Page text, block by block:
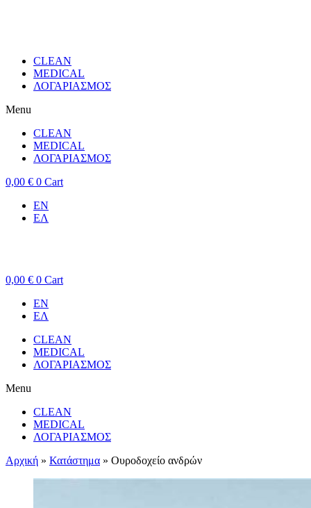
CLEAN
MEDICAL
ΛΟΓΑΡΙΑΣΜΟΣ
Menu
CLEAN
MEDICAL
ΛΟΓΑΡΙΑΣΜΟΣ
0,00 € 0 Cart
EN
ΕΛ
0,00 € 0 Cart
EN
ΕΛ
CLEAN
MEDICAL
ΛΟΓΑΡΙΑΣΜΟΣ
Menu
CLEAN
MEDICAL
ΛΟΓΑΡΙΑΣΜΟΣ
Αρχική » Κατάστημα » Ουροδοχείο ανδρών